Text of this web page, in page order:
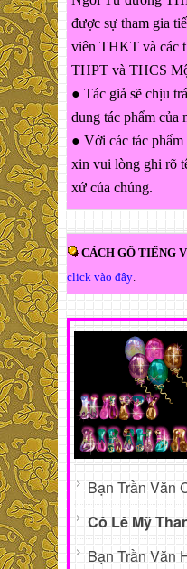
được sự tham gia
viên THKT và các
THPT và THCS
● Tác giả sẽ chịu
dung tác phẩm của
● Với các tác phẩm
xin vui lòng ghi rõ
xứ của chúng.
CÁCH GÕ TIẾNG
click vào đây.
Bạn Trần Văn
Cô Lê Mỹ
Bạn Trần Văn